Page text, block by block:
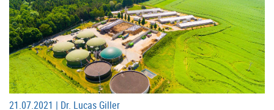
21.07.2021 | Dr. Lucas Giller